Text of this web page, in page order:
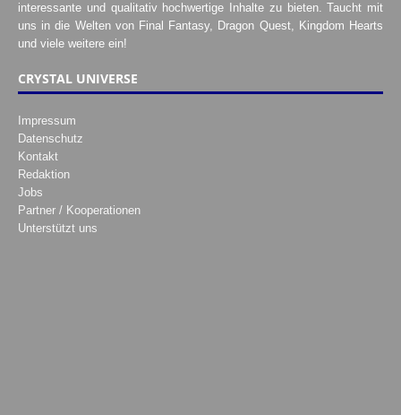
interessante und qualitativ hochwertige Inhalte zu bieten. Taucht mit
uns in die Welten von Final Fantasy, Dragon Quest, Kingdom Hearts
und viele weitere ein!
CRYSTAL UNIVERSE
Impressum
Datenschutz
Kontakt
Redaktion
Jobs
Partner / Kooperationen
Unterstützt uns